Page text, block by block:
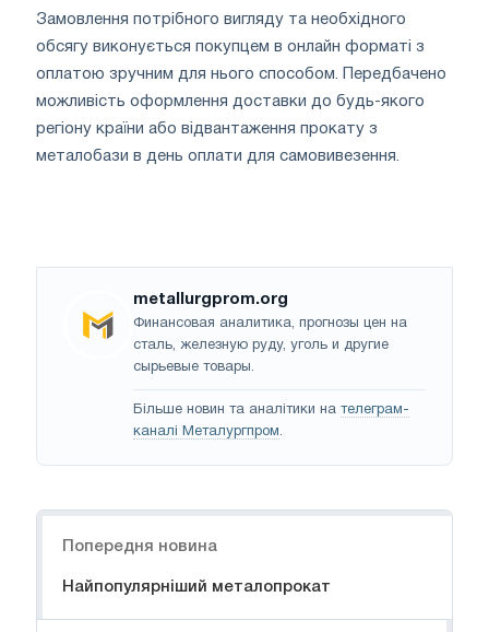
Замовлення потрібного вигляду та необхідного
обсягу виконується покупцем в онлайн форматі з
оплатою зручним для нього способом. Передбачено
можливість оформлення доставки до будь-якого
регіону країни або відвантаження прокату з
металобази в день оплати для самовивезення.
metallurgprom.org
Финансовая аналитика, прогнозы цен на
сталь, железную руду, уголь и другие
сырьевые товары.
Більше новин та аналітики на телеграм-
каналі Металургпром.
Попередня новина
Найпопулярніший металопрокат